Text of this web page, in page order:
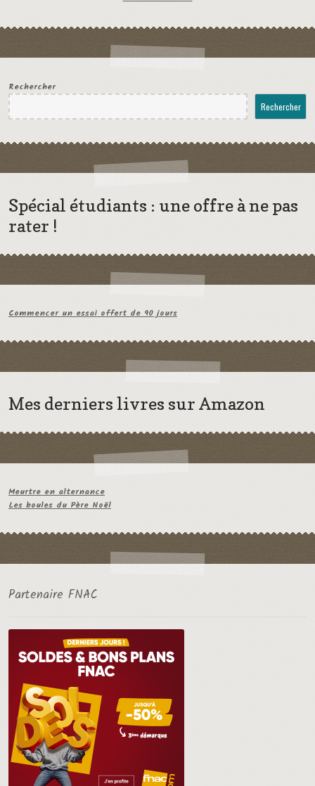
Rechercher
Rechercher
Spécial étudiants : une offre à ne pas
rater !
Commencer un essai offert de 90 jours
Mes derniers livres sur Amazon
Meurtre en alternance
Les boules du Père Noël
Partenaire FNAC